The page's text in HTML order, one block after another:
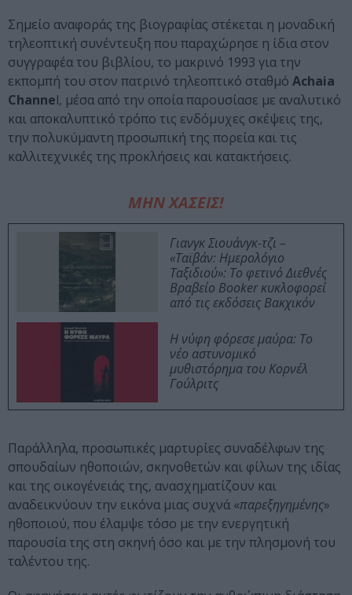
Σημείο αναφοράς της βιογραφίας στέκεται η μοναδική
τηλεοπτική συνέντευξη που παραχώρησε η ίδια στον
συγγραφέα του βιβλίου, το μακρινό 1993 για την
εκπομπή του στον πατρινό τηλεοπτικό σταθμό Achaia
Channel, μέσα από την οποία παρουσίασε με αναλυτικό
και αποκαλυπτικό τρόπο τις ενδόμυχες σκέψεις της,
την πολυκύμαντη προσωπική της πορεία και τις
καλλιτεχνικές της προκλήσεις και κατακτήσεις.
ΜΗΝ ΧΑΣΕΙΣ!
Γιανγκ Σιουάνγκ-τζι –
«Ταϊβάν: Ημερολόγιο
Ταξιδιού»: Το φετινό Διεθνές
Βραβείο Booker κυκλοφορεί
από τις εκδόσεις Βακχικόν
Η νύφη φόρεσε μαύρα: Το
νέο αστυνομικό
μυθιστόρημα του Κορνέλ
Γούλριτς
Παράλληλα, προσωπικές μαρτυρίες συναδέλφων της
σπουδαίων ηθοποιών, σκηνοθετών και φίλων της ιδίας
και της οικογένειάς της, ανασχηματίζουν και
αναδεικνύουν την εικόνα μιας συχνά «παρεξηγημένης»
ηθοποιού, που έλαμψε τόσο με την ενεργητική
παρουσία της στη σκηνή όσο και με την πλησμονή του
ταλέντου της.